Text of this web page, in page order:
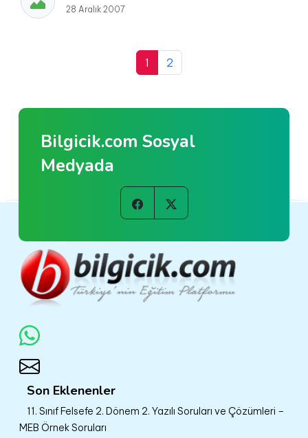
28 Aralık 2007
1 2
Bilgicik.com Sosyal
Medyada
Son Eklenenler
11. Sınıf Felsefe 2. Dönem 2. Yazılı Soruları ve Çözümleri –
MEB Örnek Soruları